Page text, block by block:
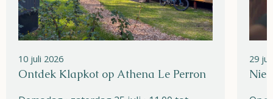
10 juli 2026
Ontdek Klapkot op Athena Le Perron
29